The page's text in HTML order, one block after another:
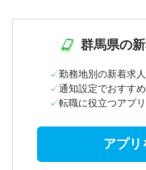
群馬県の
勤務地別の新着求
通知設定でおすす
転職に役立つアプ
アプリ